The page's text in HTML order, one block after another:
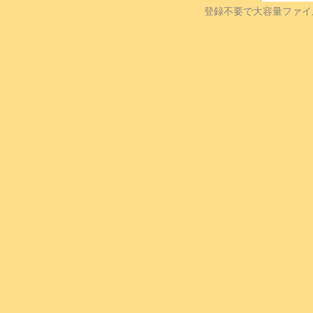
登録不要で大容量ファイ